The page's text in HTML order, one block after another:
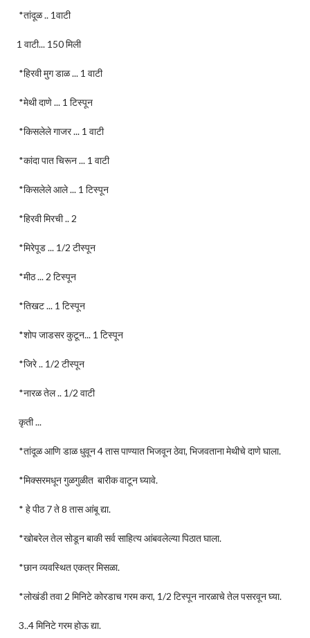
*तांदूळ .. 1वाटी
1 वाटी... 150 मिली
*हिरवी मुग डाळ ... 1 वाटी
*मेथी दाणे ... 1 टिस्पून
*किसलेले गाजर ... 1 वाटी
*कांदा पात चिरून ... 1 वाटी
*किसलेले आले ... 1 टिस्पून
*हिरवी मिरची .. 2
*मिरेपूड ... 1/2 टीस्पून
*मीठ ... 2 टिस्पून
*तिखट ... 1 टिस्पून
*शोप जाडसर कुटून... 1 टिस्पून
*जिरे .. 1/2 टीस्पून
*नारळ तेल .. 1/2 वाटी
कृती ...
*तांदूळ आणि डाळ धुवून 4 तास पाण्यात भिजवून ठेवा, भिजवताना मेथीचे दाणे घाला.
*मिक्सरमधून गुळगुळीत बारीक वाटून घ्यावे.
* हे पीठ 7 ते 8 तास आंबू द्या.
*खोबरेल तेल सोडून बाकी सर्व साहित्य आंबवलेल्या पिठात घाला.
*छान व्यवस्थित एकत्र मिसळा.
*लोखंडी तवा 2 मिनिटे कोरडाच गरम करा, 1/2 टिस्पून नारळाचे तेल पसरवून घ्या.
3..4 मिनिटे गरम होऊ द्या.